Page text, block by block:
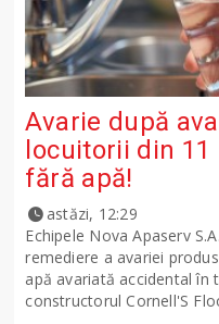
Avarie după
locuitorii din
fără apă!
astăzi, 12:29
Echipele Nova Apaserv
remediere a avariei
apă avariată accidental în
constructorul Cornell'S